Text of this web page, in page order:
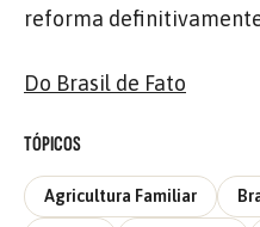
reforma
Do Brasil de Fato
TÓPICOS
Agricultura Familiar